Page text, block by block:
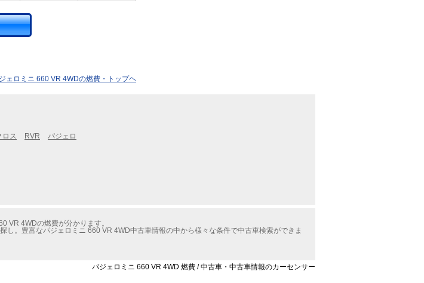
ェロミニ 660 VR 4WDの燃費・トップヘ
ロス RVR パジェロ
VR 4WDの燃費が分かります。
。豊富なパジェロミニ 660 VR 4WD中古車情報の中から様々な条件で中古車検索ができま
パジェロミニ 660 VR 4WD 燃費 / 中古車・中古車情報のカーセンサー